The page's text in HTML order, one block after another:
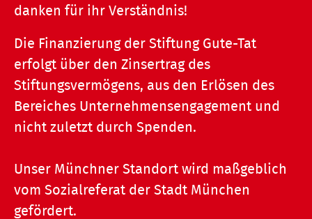
danken für ihr Verständnis!
Die Finanzierung der Stiftung Gute-Tat
erfolgt über den Zinsertrag des
Stiftungsvermögens, aus den Erlösen des
Bereiches Unternehmensengagement und
nicht zuletzt durch Spenden.
Unser Münchner Standort wird maßgeblich
vom Sozialreferat der Stadt München
gefördert.